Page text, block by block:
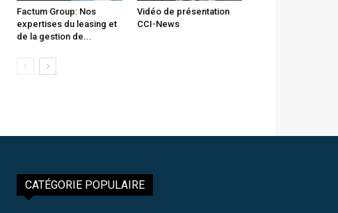
Factum Group: Nos
expertises du leasing et
de la gestion de...
Vidéo de présentation
CCI-News
CATÉGORIE POPULAIRE